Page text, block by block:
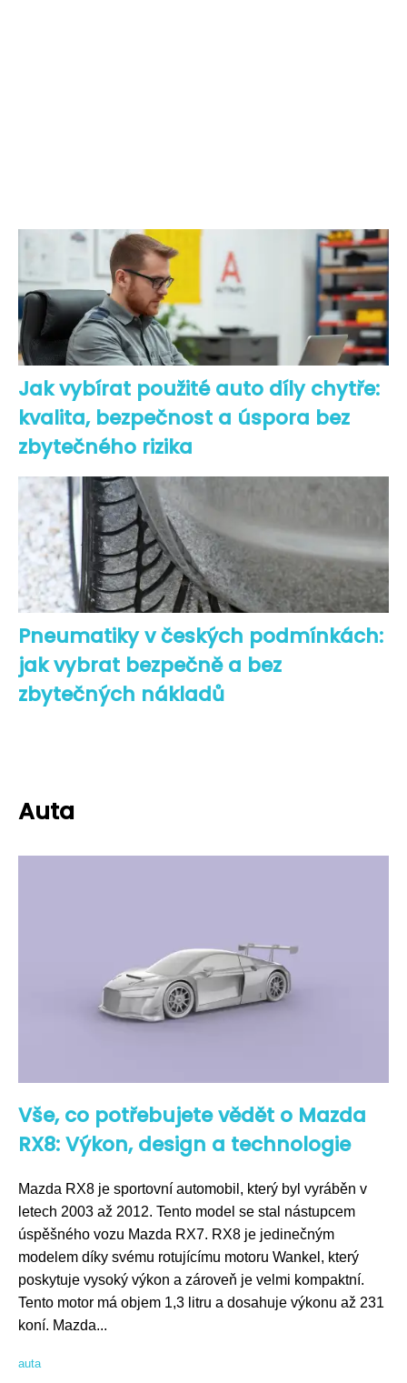
Jak vybírat použité auto díly chytře:
kvalita, bezpečnost a úspora bez
zbytečného rizika
Pneumatiky v českých podmínkách:
jak vybrat bezpečně a bez
zbytečných nákladů
Auta
Vše, co potřebujete vědět o Mazda
RX8: Výkon, design a technologie
Mazda RX8 je sportovní automobil, který byl vyráběn v
letech 2003 až 2012. Tento model se stal nástupcem
úspěšného vozu Mazda RX7. RX8 je jedinečným
modelem díky svému rotujícímu motoru Wankel, který
poskytuje vysoký výkon a zároveň je velmi kompaktní.
Tento motor má objem 1,3 litru a dosahuje výkonu až 231
koní. Mazda...
auta